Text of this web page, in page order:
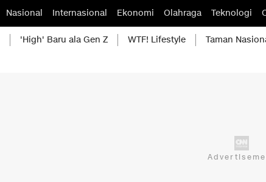
Nasional Internasional Ekonomi Olahraga Teknologi
'High' Baru ala Gen Z WTF! Lifestyle Taman